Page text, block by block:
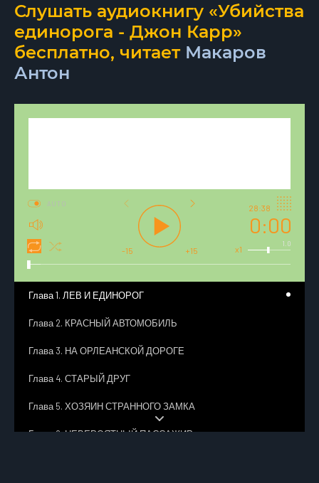
Слушать аудиокнигу «Убийства
единорога - Джон Карр»
бесплатно, читает Макаров
Антон
0:00
28:38
1.0
x1
-15 +15
AUTO
Глава 1. ЛЕВ И ЕДИНОРОГ
Глава 2. КРАСНЫЙ АВТОМОБИЛЬ
Глава 3. НА ОРЛЕАНСКОЙ ДОРОГЕ
Глава 4. СТАРЫЙ ДРУГ
Глава 5. ХОЗЯИН СТРАННОГО ЗАМКА
Глава 6. НЕВЕРОЯТНЫЙ ПАССАЖИР